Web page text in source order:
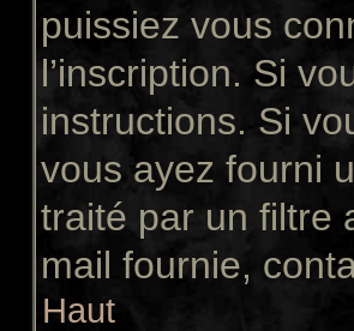
puissiez vous
l’inscription. Si
instructions. Si
vous ayez fourni
traité par un filtre
mail fournie,
Haut